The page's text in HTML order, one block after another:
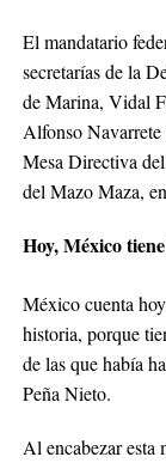
El mandatario
secretarías de la
de Marina, Vidal
Alfonso Navarrete
Mesa Directiva
del Mazo Maza,
Hoy, México
México cuenta
historia, porque
de las que había
Peña Nieto.
Al encabezar esta